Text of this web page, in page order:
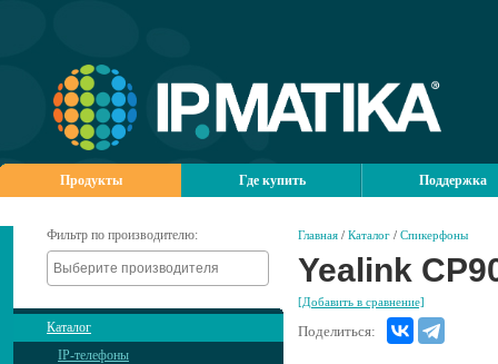
Продукты Где купить Поддержка
Фильтр по производителю:
Каталог
IP-телефоны
Главная / Каталог / Спикерфоны
Yealink
[Добавить в сравнение]
Поделиться: